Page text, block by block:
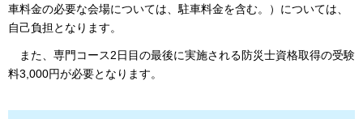
車料金の必要な会場については、駐車料金を含む。）については、
自己負担となります。
また、 専門コース2日目の最後に実施される防災士資格取得の受験
料3,000円が必要となります。